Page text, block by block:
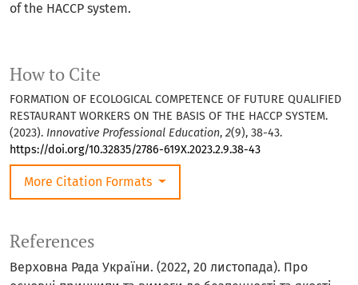
How to Cite
FORMATION OF ECOLOGICAL COMPETENCE OF FUTURE QUALIFIED
RESTAURANT WORKERS ON THE BASIS OF THE HAССР SYSTEM.
(2023). Innovative Professional Education, 2(9), 38-43.
https://doi.org/10.32835/2786-619X.2023.2.9.38-43
More Citation Formats
of the HACCP system.
References
Верховна Рада України. (2022, 20 листопада). Про